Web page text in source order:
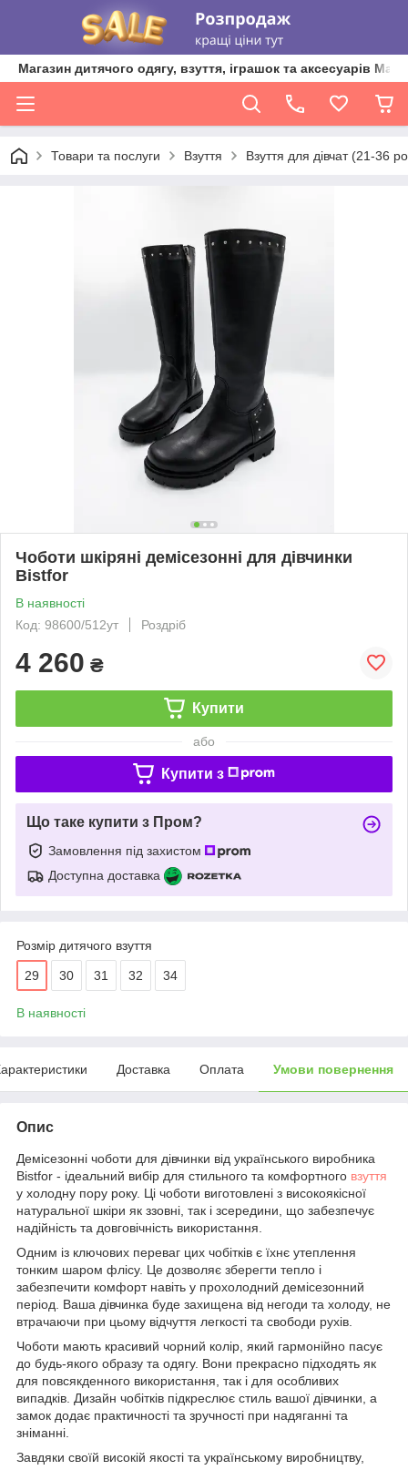
Магазин дитячого одягу, взуття, іграшок та аксесуарів
Товари та послуги Взуття Взуття для дівчат (21-36
Чоботи шкіряні демісезонні для дівчинки
Bistfor
В наявності
Код: 98600/512ут
Роздріб
4 260 ₴
Купити
або
Купити з
Що таке купити з Пром?
Замовлення під захистом
Доступна доставка
Розмір дитячого взуття
29 30 31 32 34
В наявності
Доставка Оплата Умови повернення
Опис
Демісезонні чоботи для дівчинки від українського виробника
Bistfor - ідеальний вибір для стильного та комфортного взуття
у холодну пору року. Ці чоботи виготовлені з високоякісної
натуральної шкіри як ззовні, так і зсередини, що забезпечує
надійність та довговічність використання.
Одним із ключових переваг цих чобітків є їхнє утеплення
тонким шаром флісу. Це дозволяє зберегти тепло і
забезпечити комфорт навіть у прохолодний демісезонний
період. Ваша дівчинка буде захищена від негоди та холоду, не
втрачаючи при цьому відчуття легкості та свободи рухів.
Чоботи мають красивий чорний колір, який гармонійно пасує
до будь-якого образу та одягу. Вони прекрасно підходять як
для повсякденного використання, так і для особливих
випадків. Дизайн чобітків підкреслює стиль вашої дівчинки, а
замок додає практичності та зручності при надяганні та
зніманні.
Завдяки своїй високій якості та українському виробництву,